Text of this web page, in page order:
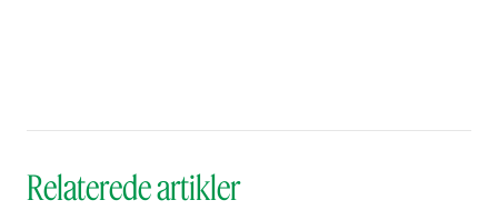
Relaterede artikler